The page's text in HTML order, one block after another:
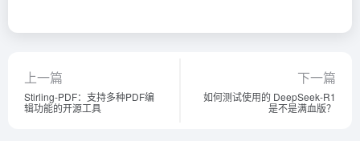
上一篇
Stirling-PDF：支持多种PDF编
辑功能的开源工具
下一篇
如何测试使用的 DeepSeek-R1
是不是满血版？